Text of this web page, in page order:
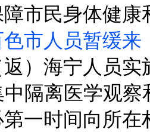
市民身体健
色市人员暂缓来
）海宁人员实
中隔离医学观
一时间向所